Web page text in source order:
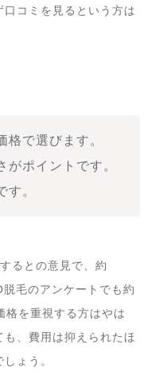
コミを見るという方は
格で選びます。
がポイントです。
す。
るとの意見で、約
毛のアンケートでも約
を重視する方はやは
、費用は抑えられたほ
ょう。